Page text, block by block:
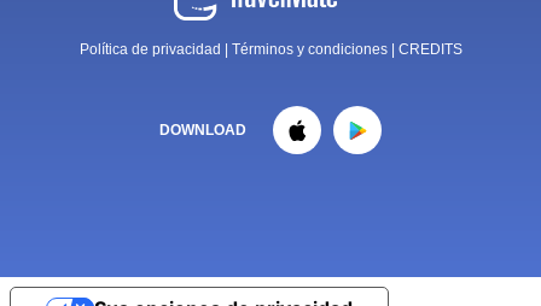
Política de privacidad Términos y condiciones CREDITS
DOWNLOAD